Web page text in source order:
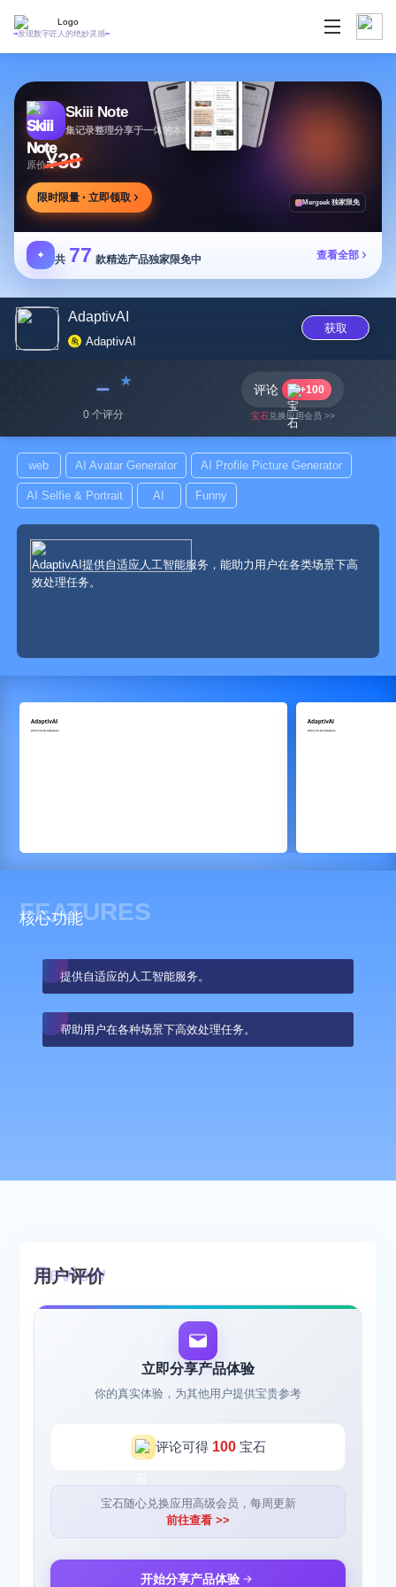
发现数字匠人的绝妙灵感
Skiii Note
集记录整理分享于一体的本地写作工作台
原价¥38
限时限量 · 立即领取 Mergeek 独家限免
✦ 共 77 款精选产品独家限免中 查看全部
AdaptivAI
AdaptivAI
获取
﹣
0 个评分
评论 +100
宝石兑换应用会员 >>
web AI Avatar Generator AI Profile Picture Generator
AI Selfie & Portrait AI Funny
AdaptivAI提供自适应人工智能服务，能助力用户在各类场景下高
效处理任务。
FEATURES
核心功能
提供自适应的人工智能服务。
帮助用户在各种场景下高效处理任务。
用户评价
立即分享产品体验
你的真实体验，为其他用户提供宝贵参考
评论可得 100宝石
宝石随心兑换应用高级会员，每周更新
前往查看 >>
开始分享产品体验